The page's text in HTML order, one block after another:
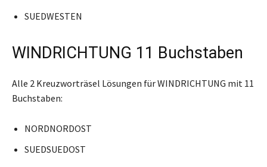
SUEDWESTEN
WINDRICHTUNG 11 Buchstaben
Alle 2 Kreuzworträsel Lösungen für WINDRICHTUNG mit 11
Buchstaben:
NORDNORDOST
SUEDSUEDOST